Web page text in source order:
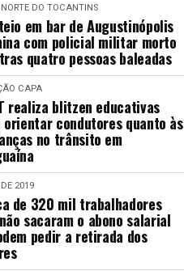
NORTE DO TOCANTINS
em bar de Augustinópolis
com policial militar morto
quatro pessoas baleadas
CAPA
realiza blitzen educativas
orientar condutores quanto às
no trânsito em
DE 2019
de 320 mil trabalhadores
sacaram o abono salarial
pedir a retirada dos